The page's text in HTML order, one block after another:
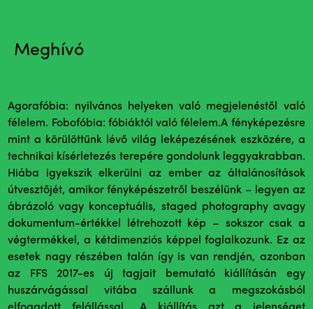
Meghívó
Agorafóbia: nyilvános helyeken való megjelenéstől való
félelem. Fobofóbia: fóbiáktól való félelem.A fényképezésre
mint a körülöttünk lévő világ leképezésének eszközére, a
technikai kísérletezés terepére gondolunk leggyakrabban.
Hiába igyekszik elkerülni az ember az általánosítások
útvesztőjét, amikor fényképészetről beszélünk – legyen az
ábrázoló vagy konceptuális, staged photography avagy
dokumentum-értékkel létrehozott kép – sokszor csak a
végtermékkel, a kétdimenziós képpel foglalkozunk. Ez az
esetek nagy részében talán így is van rendjén, azonban
az FFS 2017-es új tagjait bemutató kiállításán egy
huszárvágással vitába szállunk a megszokásból